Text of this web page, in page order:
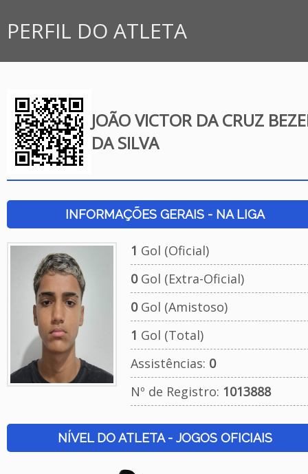
PERFIL DO ATLETA
JOÃO VICTOR DA CRUZ
DA SILVA
INFORMAÇÕES GERAIS - NA LIGA
1 Gol (Oficial)
0Gol (Extra-Oficial)
0Gol (Amistoso)
1 Gol (Total)
Assistências: 0
Nº de Registro: 1013888
NÍVEL DO ATLETA - JOGOS OFICIAIS